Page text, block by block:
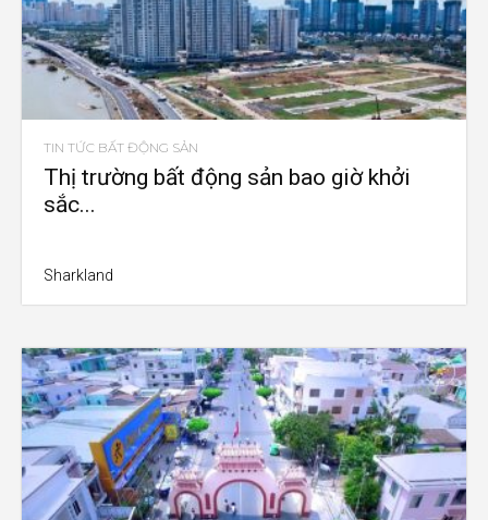
TIN TỨC BẤT ĐỘNG SẢN
Thị trường bất động sản bao giờ khởi
sắc...
Sharkland